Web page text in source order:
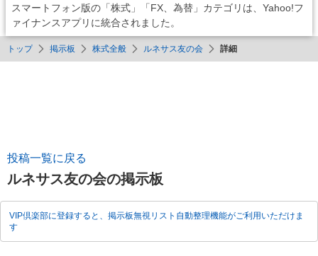
トップ 掲示板 株式全般 ルネサス友の会 詳細
スマートフォン版の「株式」「FX、為替」カテゴリは、Yahoo!フ
ァイナンスアプリに統合されました。
投稿一覧に戻る
ルネサス友の会の掲示板
VIP倶楽部に登録すると、掲示板無視リスト自動整理機能がご利用いただけま
す